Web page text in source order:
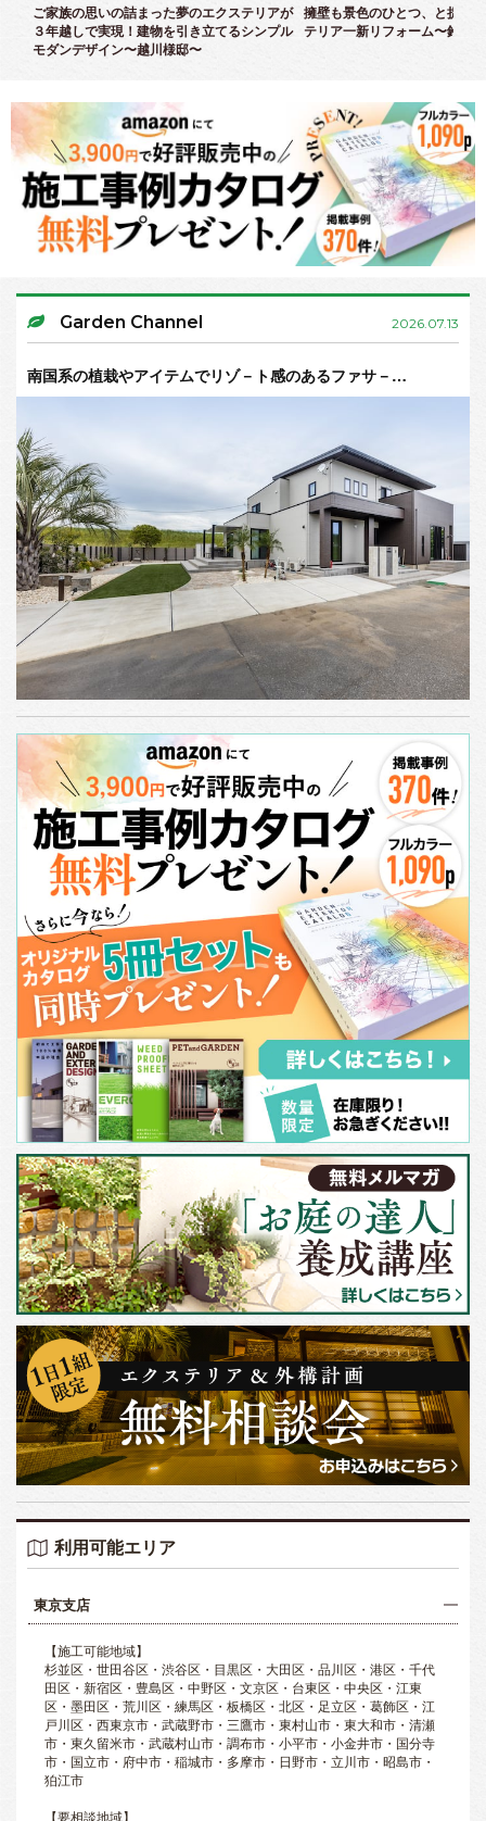
ご家族の思いの詰まった夢のエクステリアが
３年越しで実現！建物を引き立てるシンプル
モダンデザイン〜越川様邸〜
擁壁も景色のひとつ、と捉え
テリア一新リフォーム〜鈴木
Garden Channel 2026.07.13
南国系の植栽やアイテムでリゾ－ト感のあるファサ－…
利用可能エリア
東京支店
【施工可能地域】
杉並区・世田谷区・渋谷区・目黒区・大田区・品川区・港区・千代
田区・新宿区・豊島区・中野区・文京区・台東区・中央区・江東
区・墨田区・荒川区・練馬区・板橋区・北区・足立区・葛飾区・江
戸川区・西東京市・武蔵野市・三鷹市・東村山市・東大和市・清瀬
市・東久留米市・武蔵村山市・調布市・小平市・小金井市・国分寺
市・国立市・府中市・稲城市・多摩市・日野市・立川市・昭島市・
狛江市
【要相談地域】